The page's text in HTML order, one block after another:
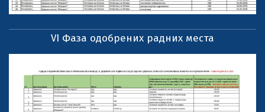
VI Фаза одобрених радних места